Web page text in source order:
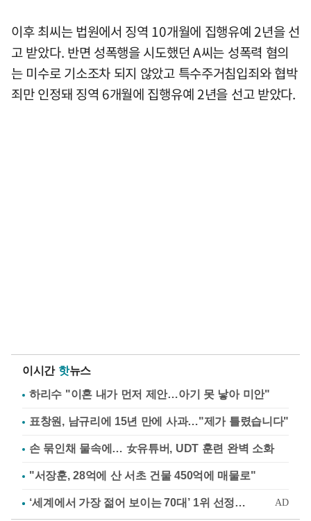
이후 최씨는 법원에서 징역 10개월에 집행유예 2년을 선
고 받았다. 반면 성폭행을 시도했던 A씨는 성폭력 혐의
는 미수로 기소조차 되지 않았고 특수주거침입죄와 협박
죄만 인정돼 징역 6개월에 집행유예 2년을 선고 받았다.
이시간 핫뉴스
하리수 "이혼 내가 먼저 제안…아기 못 낳아 미안"
표창원, 남규리에 15년 만에 사과…"제가 틀렸습니다"
손 묶인채 물속에… 女유튜버, UDT 훈련 완벽 소화
"서장훈, 28억에 산 서초 건물 450억에 매물로"